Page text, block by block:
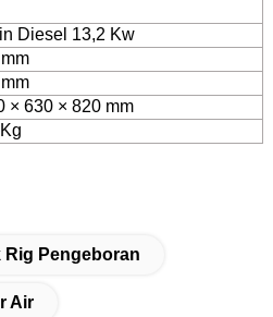
Diesel 13,2 Kw
× 630 × 820 mm
Rig Pengeboran
Air